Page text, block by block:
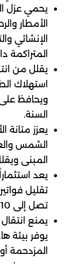
يحمي عزل
الأمطار
الإنشائي
المتراكمة
يقلل من
ويحافظ
السنة.
يعزز متانة
الشمس
المبنى
يعد
تقليل
تصل إلى 10 سنوات من الشركات المتخصصة.
يمنع
يوفر بيئة
المزدحمة